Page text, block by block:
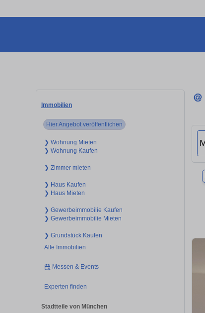
Immobilien
Hier Angebot veröffentlichen
❯ Wohnung Mieten
❯ Wohnung Kaufen
❯ Zimmer mieten
❯ Haus Kaufen
❯ Haus Mieten
❯ Gewerbeimmobilie Kaufen
❯ Gewerbeimmobilie Mieten
❯ Grundstück Kaufen
Alle Immobilien
Messen & Events
Experten finden
Stadtteile von München